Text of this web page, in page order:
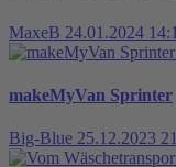
MaxeB 24.01.2024
makeMyVan Sprinter
Big-Blue 25.12.2023